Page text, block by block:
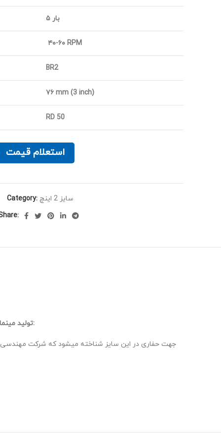
۵ بار
۴۰-۶۰ RPM
BR2
۷۶ mm (3 inch)
RD 50
استعلام قیمت
Category:
سایز 2 اینچ
شرکت مهندسی دقیق صنعت در این سایز با توجه به شرایط پروژه و فشار کمپرسور چکشهای متنوعی به صورت valve less و valve type تولید مینماید: